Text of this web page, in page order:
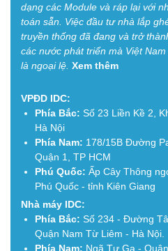
dạng các Module và ráp lại với
toán sẵn. Việc đầu tư nhà lắp
truyền thống đã đang và trở
các nước phát triển mà Việt
là ngoại lệ. Xem thêm
VPĐD IDC:
Phía Bắc: Số 23 Liền Kề 2,
Hà Nội
Phía Nam: 178/15B Đường
Quận 1, TP HCM
Phú Quốc: Ấp Cây Thông
Phú Quốc - tỉnh Kiên Giang
Nhà máy IDC:
Phía Bắc: Số 234 - Đường
Quận Nam Từ Liêm - Hà Nội.
Phía Nam: Ngã Tư Ga -